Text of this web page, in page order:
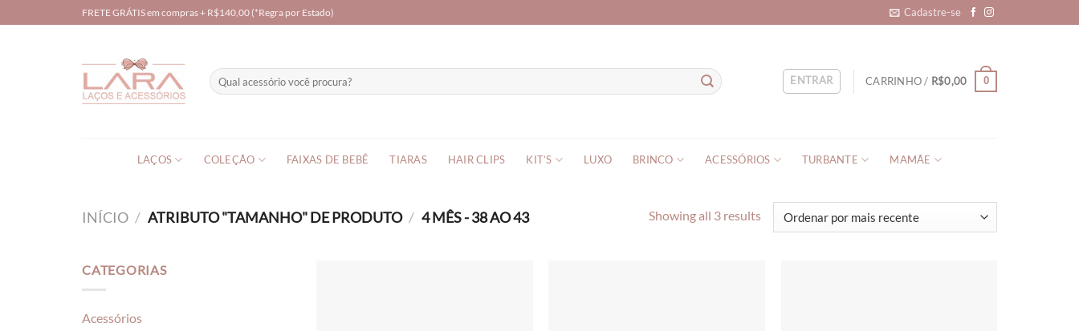
to
FRETE GRÁTIS em compras + R$140,00 (*Regra por Estado) Cadastre-se
Pesquisar
por:
ENTRAR CARRINHO / R$0,00 0
LAÇOS COLEÇÃO FAIXAS DE BEBÊ TIARAS HAIR CLIPS KIT’S LUXO BRINCO ACESSÓRIOS TURBANTE MAMÃE
INÍCIO / ATRIBUTO "TAMANHO" DE PRODUTO / 4 MÊS - 38 AO 43 Showing all 3 results
CATEGORIAS
Acessórios